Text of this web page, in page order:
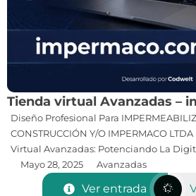
Tienda virtual Avanzadas –
Diseño Profesional Para
CONSTRUCCIÓN Y/O IMPERMACO
Virtual Avanzadas: Potenciando La
Mayo 28, 2025
Avanzadas
Ver entrada